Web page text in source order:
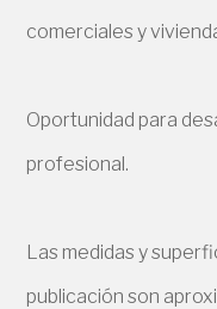
comerciales y
Oportunidad para
profesional.
Las medidas y
publicación son